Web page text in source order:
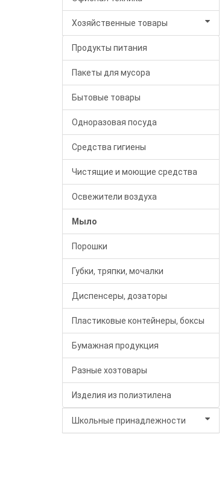
Хозяйственные товары
Продукты питания
Пакеты для мусора
Бытовые товары
Одноразовая посуда
Средства гигиены
Чистящие и моющие средства
Освежители воздуха
Мыло
Порошки
Губки, тряпки, мочалки
Диспенсеры, дозаторы
Пластиковые контейнеры, боксы
Бумажная продукция
Разные хозтовары
Изделия из полиэтилена
Школьные принадлежности